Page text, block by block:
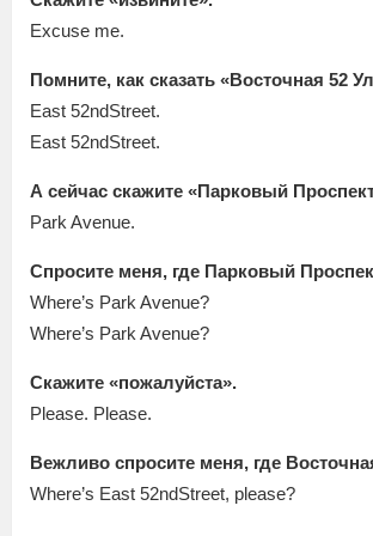
Excuse me.
Помните, как сказать «Восточная 52
East 52ndStreet.
East 52ndStreet.
А сейчас скажите «Парковый
Park Avenue.
Спросите меня, где Парковый
Where’s Park Avenue?
Where’s Park Avenue?
Скажите «пожалуйста».
Please. Please.
Вежливо спросите меня, где
Where’s East 52ndStreet, please?